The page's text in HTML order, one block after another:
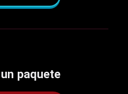
paquete